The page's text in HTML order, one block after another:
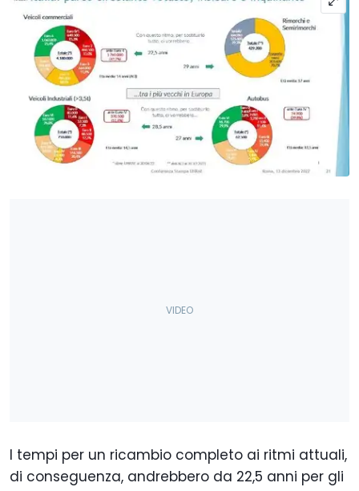
I tempi per un ricambio completo ai ritmi attuali,
di conseguenza, andrebbero da 22,5 anni per gli